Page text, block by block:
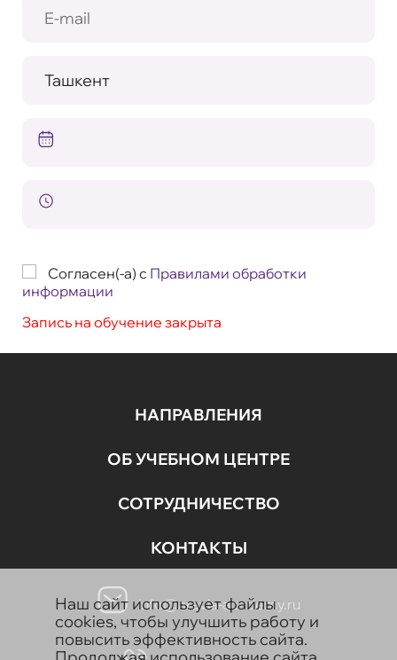
Согласен(-а) с Правилами обработки
информации
Запись на обучение закрыта
НАПРАВЛЕНИЯ
ОБ УЧЕБНОМ ЦЕНТРЕ
СОТРУДНИЧЕСТВО
КОНТАКТЫ
info@aravia-academy.ru
Наш сайт использует файлы
cookies, чтобы улучшить работу и
повысить эффективность сайта.